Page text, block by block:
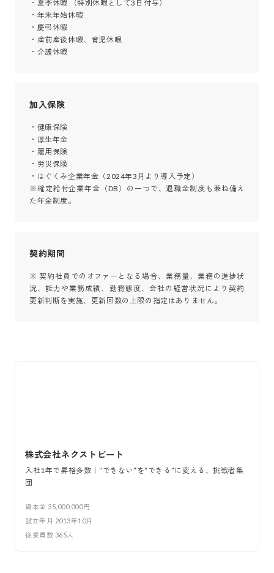
・夏季休暇 （特別休暇として3日付与）
・年末年始休暇
・慶弔休暇
・産前産後休暇、育児休暇
・介護休暇
加入保険
・健康保険
・厚生年金
・雇用保険
・労災保険
・はぐくみ企業年金（2024年3月より導入予定）
※確定給付企業年金（DB）の一つで、退職金制度も兼ね備え
た年金制度。
契約期間
※ 契約社員でのオファーとなる場合、業務量、業務の進捗状
況、能力や業務成績、勤務態度、会社の経営状況により契約
株式会社ネクストビート
入社1年で昇格多数｜“できない”を“できる”に変える、挑戦者集
団
資本金 35,000,000円
設立年月 2013年10月
従業員数 365人